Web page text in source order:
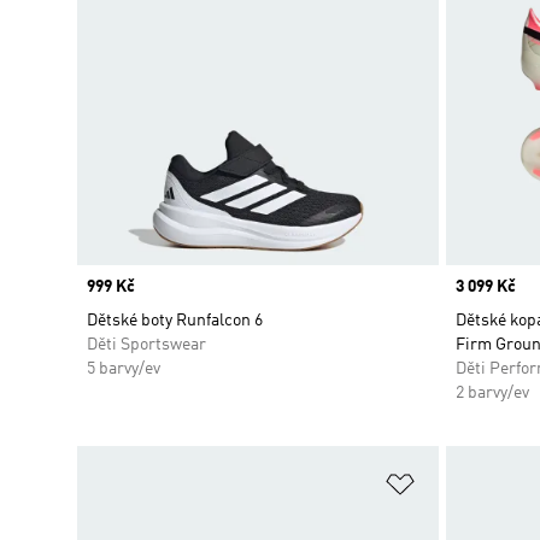
Price
999 Kč
Dětské boty Runfalcon 6
Děti Sportswear
5 barvy/ev
Price
3 099 Kč
Dětské
Firm
Děti
2 barvy/ev